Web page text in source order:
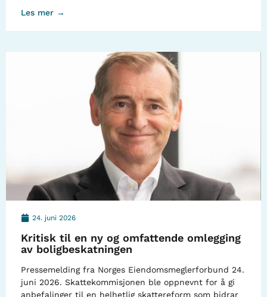
Les mer →
24. juni 2026
Kritisk til en ny og omfattende omlegging
av boligbeskatningen
Pressemelding fra Norges Eiendomsmeglerforbund 24.
juni 2026. Skattekommisjonen ble oppnevnt for å gi
anbefalinger til en helhetlig skattereform som bidrar